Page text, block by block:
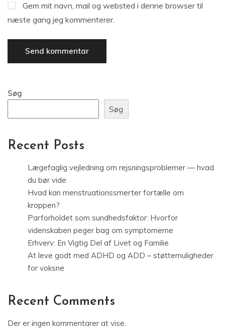
Gem mit navn, mail og websted i denne browser til
næste gang jeg kommenterer.
Søg
Søg
Recent Posts
Lægefaglig vejledning om rejsningsproblemer — hvad
du bør vide
Hvad kan menstruationssmerter fortælle om
kroppen?
Parforholdet som sundhedsfaktor: Hvorfor
videnskaben peger bag om symptomerne
Erhverv: En Vigtig Del af Livet og Familie
At leve godt med ADHD og ADD – støttemuligheder
for voksne
Recent Comments
Der er ingen kommentarer at vise.